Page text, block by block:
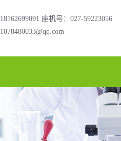
18162699091 座机号：027-59223056
1078480033@qq.com